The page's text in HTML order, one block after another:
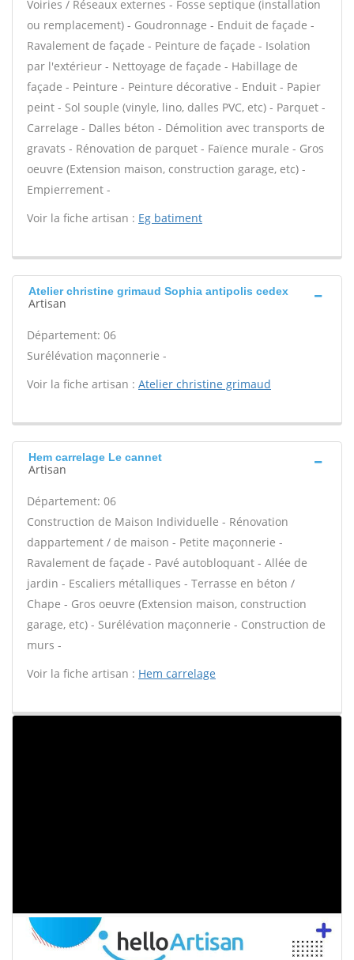
Voiries / Réseaux externes - Fosse septique (installation
ou remplacement) - Goudronnage - Enduit de façade -
Ravalement de façade - Peinture de façade - Isolation
par l'extérieur - Nettoyage de façade - Habillage de
façade - Peinture - Peinture décorative - Enduit - Papier
peint - Sol souple (vinyle, lino, dalles PVC, etc) - Parquet -
Carrelage - Dalles béton - Démolition avec transports de
gravats - Rénovation de parquet - Faïence murale - Gros
oeuvre (Extension maison, construction garage, etc) -
Empierrement -
Voir la fiche artisan : Eg batiment
Atelier christine grimaud Sophia antipolis cedex
Artisan
Département: 06
Surélévation maçonnerie -
Voir la fiche artisan : Atelier christine grimaud
Hem carrelage Le cannet
Artisan
Département: 06
Construction de Maison Individuelle - Rénovation
dappartement / de maison - Petite maçonnerie -
Ravalement de façade - Pavé autobloquant - Allée de
jardin - Escaliers métalliques - Terrasse en béton /
Chape - Gros oeuvre (Extension maison, construction
garage, etc) - Surélévation maçonnerie - Construction de
murs -
Voir la fiche artisan : Hem carrelage